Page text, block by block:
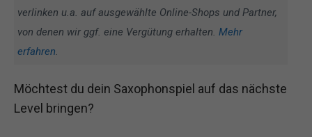
verlinken u.a. auf ausgewählte Online-Shops und Partner,
von denen wir ggf. eine Vergütung erhalten. Mehr
erfahren.
Möchtest du dein Saxophonspiel auf das nächste
Level bringen?